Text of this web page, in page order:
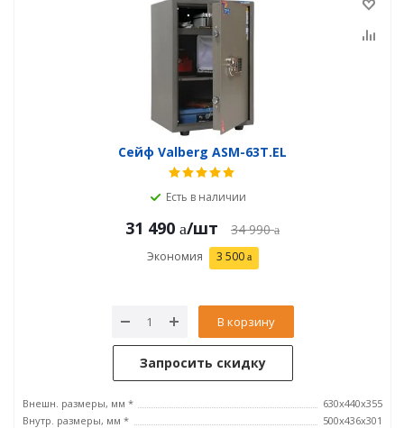
Сейф Valberg ASM-63Т.EL
Есть в наличии
31 490 /шт 34 990
Экономия 3 500
В корзину
Запросить скидку
Внешн. размеры, мм *
630x440x355
Внутр. размеры, мм *
500х436х301